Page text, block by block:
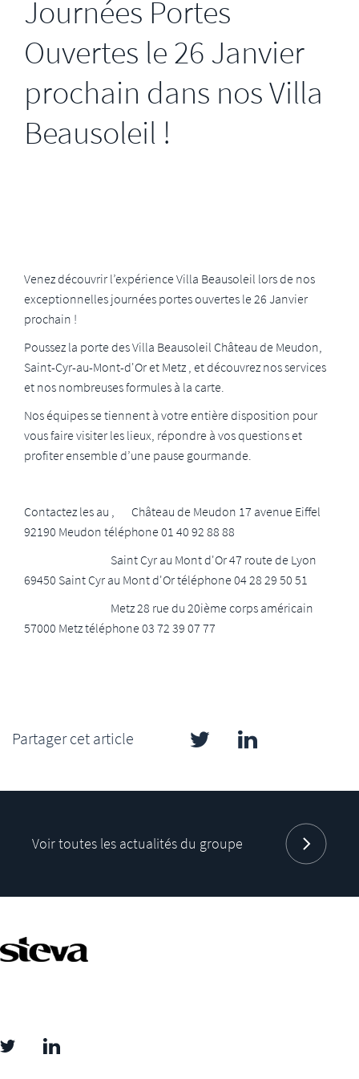
Journées Portes
Ouvertes le 26 Janvier
prochain dans nos Villa
Beausoleil !
Venez découvrir l’expérience Villa Beausoleil lors de nos
exceptionnelles journées portes ouvertes le 26 Janvier
prochain !
Poussez la porte des Villa Beausoleil Château de Meudon,
Saint-Cyr-au-Mont-d'Or et Metz , et découvrez nos services
et nos nombreuses formules à la carte.
Nos équipes se tiennent à votre entière disposition pour
vous faire visiter les lieux, répondre à vos questions et
profiter ensemble d’une pause gourmande.
Contactez les au , Château de Meudon 17 avenue Eiffel
92190 Meudon téléphone 01 40 92 88 88
Saint Cyr au Mont d'Or 47 route de Lyon
69450 Saint Cyr au Mont d'Or téléphone 04 28 29 50 51
Metz 28 rue du 20ième corps américain
57000 Metz téléphone 03 72 39 07 77
Partager cet article
Voir toutes les actualités du groupe